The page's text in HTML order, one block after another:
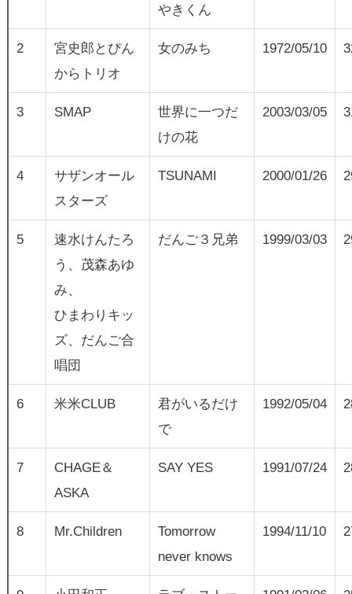
やきくん
2
宮史郎とぴん
からトリオ
女のみち 1972/05/10
3 SMAP
世界に一つだ
けの花
2003/03/05
4
サザンオール
スターズ
TSUNAMI 2000/01/26
5
速水けんたろ
う、茂森あゆ
み、
ひまわりキッ
ズ、だんご合
唱団
だんご３兄弟 1999/03/03
6 米米CLUB
君がいるだけ
で
1992/05/04
7
CHAGE＆
ASKA
SAY YES 1991/07/24
8 Mr.Children
Tomorrow
never knows
1994/11/10